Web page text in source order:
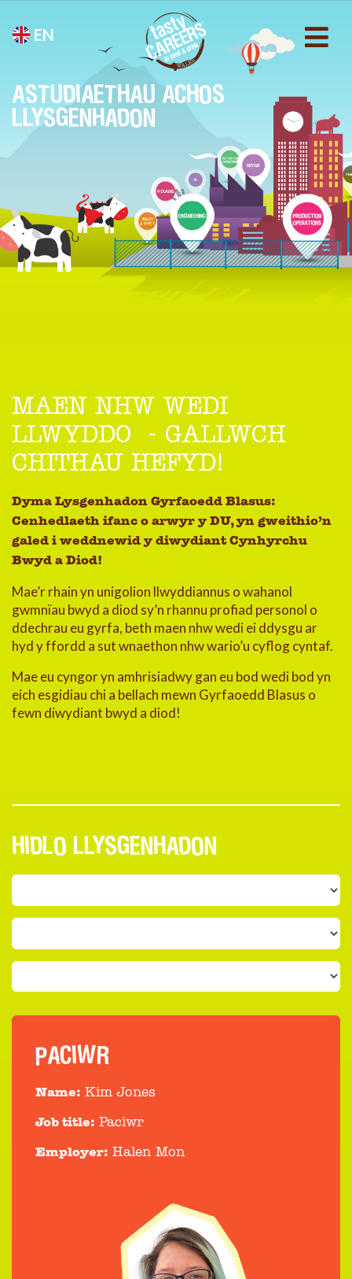
EN
ASTUDIAETHAU ACHOS
LLYSGENHADON
MAEN NHW WEDI
LLWYDDO - GALLWCH
CHITHAU HEFYD!
Dyma Lysgenhadon Gyrfaoedd Blasus:
Cenhedlaeth ifanc o arwyr y DU, yn gweithio’n
galed i weddnewid y diwydiant Cynhyrchu
Bwyd a Diod!
Mae’r rhain yn unigolion llwyddiannus o wahanol
gwmnïau bwyd a diod sy’n rhannu profiad personol o
ddechrau eu gyrfa, beth maen nhw wedi ei ddysgu ar
hyd y ffordd a sut wnaethon nhw wario’u cyflog cyntaf.
Mae eu cyngor yn amhrisiadwy gan eu bod wedi bod yn
eich esgidiau chi a bellach mewn Gyrfaoedd Blasus o
fewn diwydiant bwyd a diod!
HIDLO LLYSGENHADON
PACIWR
Name: Kim Jones
Job title: Paciwr
Employer: Halen Mon